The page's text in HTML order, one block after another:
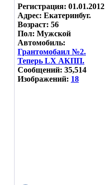
Регистрация: 01.01.2012
Адрес: Екатеринбуг.
Возраст: 56
Пол: Мужской
Автомобиль:
Грантомобаил №2.
Теперь LX АКПП.
Сообщений: 35,514
Изображений: 18